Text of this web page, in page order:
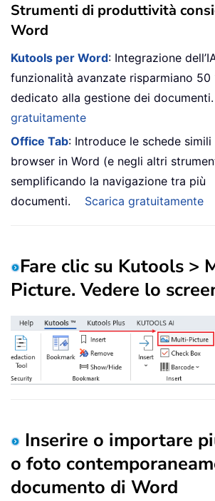
Strumenti di produttività
Word
Kutools per Word: Integrazione
funzionalità avanzate risparmiano 50
dedicato alla gestione dei documenti.
gratuitamente
Office Tab: Introduce le schede simili
browser in Word (e negli altri
semplificando la navigazione tra più
documenti.
Scarica gratuitamente
Fare clic su Kutools >
Picture. Vedere lo
Inserire o importare
o foto
documento di Word